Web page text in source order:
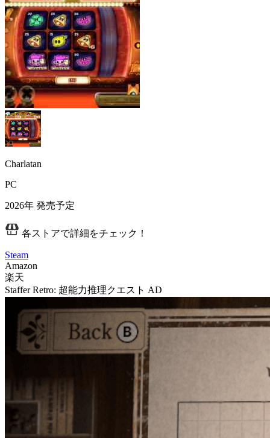
Charlatan
PC
2026年 発売予定
各ストアで詳細をチェック！
Steam
Amazon
楽天
Staffer Retro: 超能力推理クエスト AD